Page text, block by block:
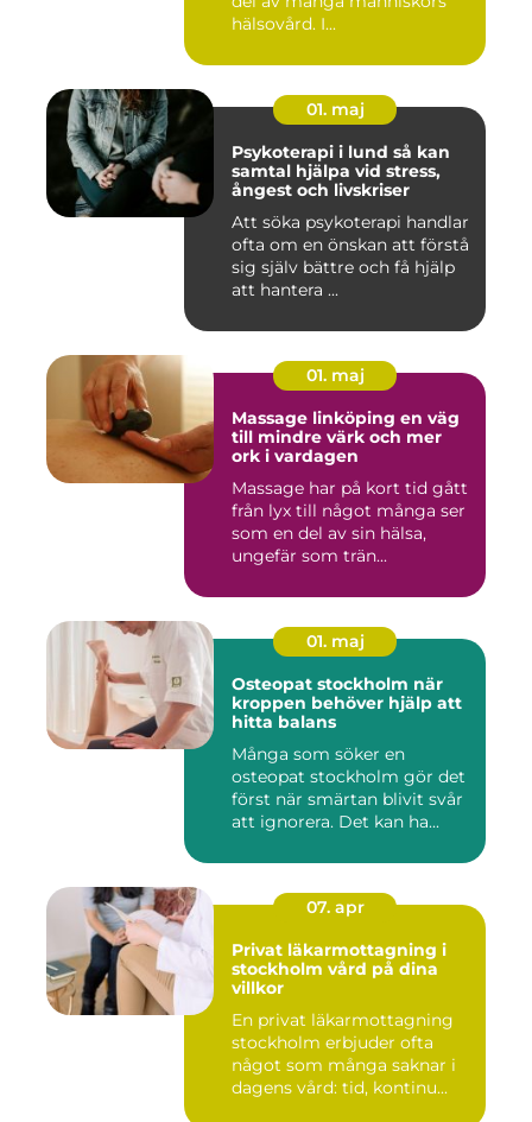
hälsovård. I...
01. maj
Psykoterapi i lund så kan
samtal hjälpa vid stress,
ångest och livskriser
Att söka psykoterapi handlar
ofta om en önskan att förstå
sig själv bättre och få hjälp
att hantera ...
01. maj
Massage linköping en väg
till mindre värk och mer
ork i vardagen
Massage har på kort tid gått
från lyx till något många ser
som en del av sin hälsa,
ungefär som trän...
01. maj
Osteopat stockholm när
kroppen behöver hjälp att
hitta balans
Många som söker en
osteopat stockholm gör det
först när smärtan blivit svår
att ignorera. Det kan ha...
07. apr
Privat läkarmottagning i
stockholm vård på dina
villkor
En privat läkarmottagning
stockholm erbjuder ofta
något som många saknar i
dagens vård: tid, kontinu...